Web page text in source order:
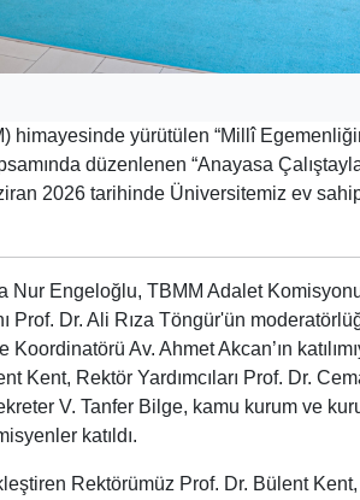
yürütülen “Millî
düzenlenen “Anayasa
2026 tarihinde Üniversitemiz ev
Nur Engeloğlu, TBMM Adalet
Prof. Dr. Ali Rıza Töngür'ün
Av. Ahmet Akcan’ın
Kent, Rektör Yardımcıları Prof. Dr.
V. Tanfer Bilge, kamu kurum ve
katıldı.
Rektörümüz Prof. Dr. Bülent